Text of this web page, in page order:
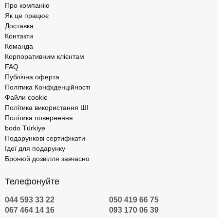
клієнтів.
Подарунковий сертифікат на
фотосесію для вагітних від bodo
Хтось із відомих одного разу сказав, що фотографія на мить
зупиняє перебіг життя. Інший автор зазначив, що на фотознімку
буває більше правди, ніж у житті. А третій наголосив, що
найкращий спосіб згадати історію з фото — заплющити очі.
Феномен фотографування важливих моментів намагаються
досліджувати давно. Але єдиний незаперечний факт —
фотографії потрібні нам як пам'ять та можливість насолодитися
хвилиною, яку ми бажаємо закарбувати на знімку.
Фотосесія для вагітних у Києві — найкраща ідея для
своїм щастям. На сайті доступні відеоогляди та фото з локацій,
які допоможуть вибрати комфортне місце зйомки. Також є
реальні відгуки клієнтів.
Про компанію
Як це працює
Доставка
Контакти
Команда
Корпоративним клієнтам
FAQ
Публічна оферта
Політика Конфіденційності
Файли cookie
Політика використання ШІ
Політика повернення
bodo Türkiye
Подарункові сертифікати
Ідеї для подарунку
Бронюй дозвілля завчасно
Телефонуйте
044 593 33 22
050 419 66 75
067 464 14 16
093 170 06 39